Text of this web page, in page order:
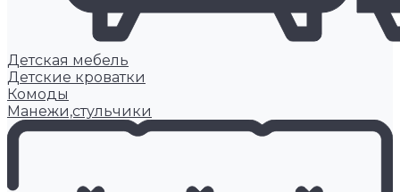
Детская мебель
Детские кроватки
Комоды
Манежи,стульчики